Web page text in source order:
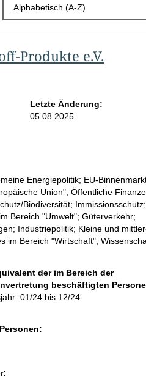
Produkte e.V.
Letzte Änderung:
05.08.2025
Energiepolitik; EU-
Union"; Öffentliche
Biodiversität; Immissionsschutz;
Bereich "Umwelt"; Güterverkehr;
Industriepolitik; Kleine und
im Bereich "Wirtschaft";
der im Bereich der
beschäftigten
01/24 bis 12/24